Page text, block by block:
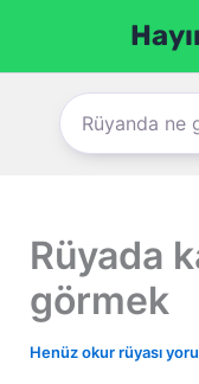
Rüyada
görmek
Henüz okur rüyası